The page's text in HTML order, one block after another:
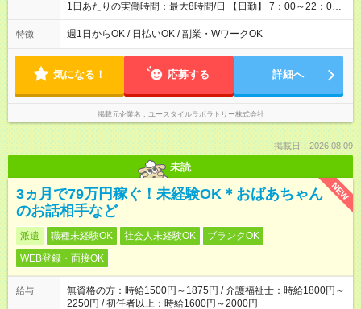
1日あたりの実働時間：最大8時間/日 【日勤】 7：00～22：00
の間で6～8時間勤務（休憩時間は法定通り） ※週1日～OK ／ 1
日6時間から勤務OK ／ 夜勤なし ＊＊ 勤務時間例 ＊＊ ■8時
※訪問先により変動 ※曜日固定（毎週同じ曜日勤務）
特徴 週1日からOK / 日払いOK / 副業・WワークOK
気になる！ 応募する 詳細へ
掲載元企業名 ユースタイルラボラトリー株式会社
掲載日：2026.08.09
未読
NEW
3ヵ月で79万円稼ぐ！未経験OK＊おばあちゃん
のお話相手など
派遣 職種未経験OK 社会人未経験OK
ブランクOK
WEB登録・面接OK
給与
無資格の方：時給1500円～1875円 / 介護福祉士：時給1800円～
2250円 / 初任者以上：時給1600円～2000円